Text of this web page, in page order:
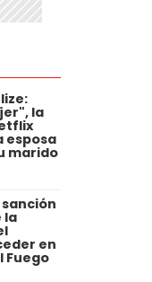
la
esposa
marido
sanción
la
en
Fuego